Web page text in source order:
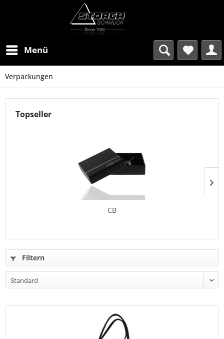
Menü
Verpackungen
Topseller
CB
Filtern